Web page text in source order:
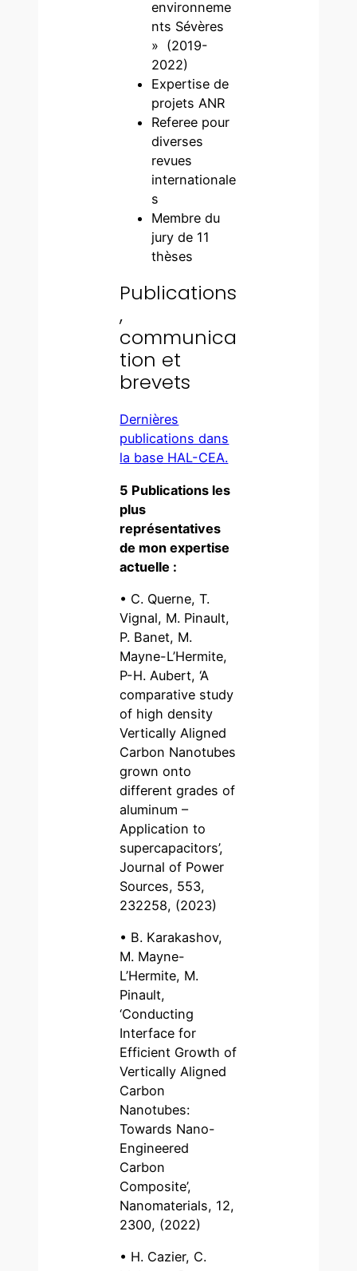
environneme
nts Sévères
» (2019-
2022)
Expertise de
projets ANR
Referee pour
diverses
revues
internationale
s
Membre du
jury de 11
thèses
Publications
,
communica
tion et
brevets
Dernières
publications dans
la base HAL-CEA.
5 Publications les
plus
représentatives
de mon expertise
actuelle :
• C. Querne, T.
Vignal, M. Pinault,
P. Banet, M.
Mayne-L’Hermite,
P-H. Aubert, ‘A
comparative study
of high density
Vertically Aligned
Carbon Nanotubes
grown onto
different grades of
aluminum –
Application to
supercapacitors’,
Journal of Power
Sources, 553,
232258, (2023)
• B. Karakashov,
M. Mayne-
L’Hermite, M.
Pinault,
‘Conducting
Interface for
Efficient Growth of
Vertically Aligned
Carbon
Nanotubes:
Towards Nano-
Engineered
Carbon
Composite’,
Nanomaterials, 12,
2300, (2022)
• H. Cazier, C.